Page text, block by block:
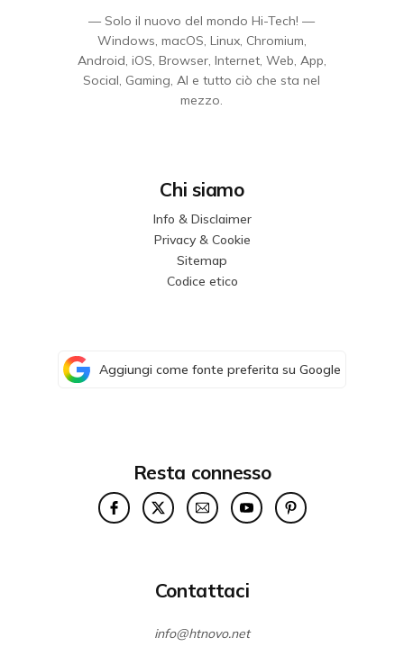
— Solo il nuovo del mondo Hi-Tech! —
Windows, macOS, Linux, Chromium,
Android, iOS, Browser, Internet, Web, App,
Social, Gaming, AI e tutto ciò che sta nel
mezzo.
Chi siamo
Info & Disclaimer
Privacy & Cookie
Sitemap
Codice etico
Aggiungi come fonte preferita su Google
Resta connesso
Contattaci
info@htnovo.net